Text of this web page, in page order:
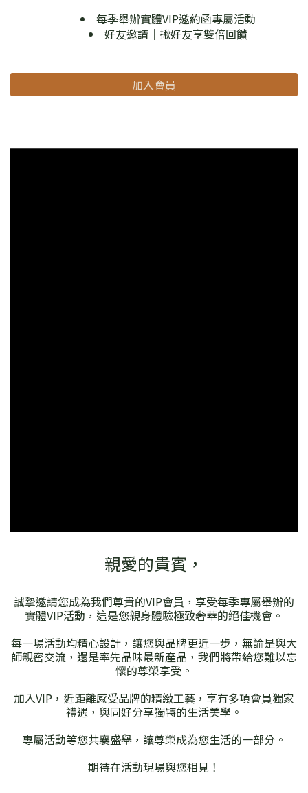
每季舉辦實體VIP邀約函專屬活動
好友邀請｜揪好友享雙倍回饋
加入會員
親愛的貴賓，
誠摯邀請您成為我們尊貴的VIP會員，享受每季專屬舉辦的
實體VIP活動，這是您親身體驗極致奢華的絕佳機會。
每一場活動均精心設計，讓您與品牌更近一步，無論是與大
師親密交流，還是率先品味最新產品，我們將帶給您難以忘
懷的尊榮享受。
加入VIP，近距離感受品牌的精緻工藝，享有多項會員獨家
禮遇，與同好分享獨特的生活美學。
專屬活動等您共襄盛舉，讓尊榮成為您生活的一部分。
期待在活動現場與您相見！